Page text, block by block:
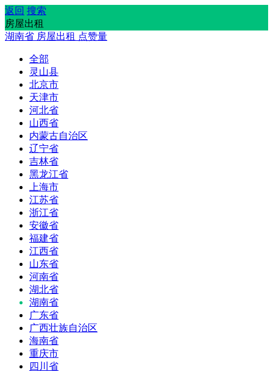
返回 搜索
房屋出租
湖南省 房屋出租 点赞量
全部
灵山县
北京市
天津市
河北省
山西省
内蒙古自治区
辽宁省
吉林省
黑龙江省
上海市
江苏省
浙江省
安徽省
福建省
江西省
山东省
河南省
湖北省
湖南省
广东省
广西壮族自治区
海南省
重庆市
四川省